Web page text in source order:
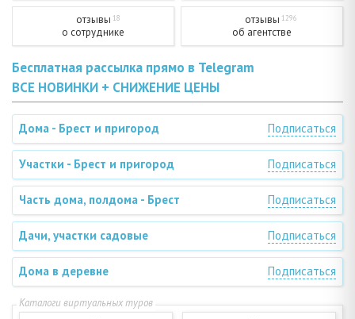
отзывы 18
о сотруднике
отзывы 1296
об агентстве
Бесплатная рассылка прямо в Telegram
ВСЕ НОВИНКИ + СНИЖЕНИЕ ЦЕНЫ
Дома - Брест и пригород Подписаться
Участки - Брест и пригород Подписаться
Часть дома, полдома - Брест Подписаться
Дачи, участки садовые Подписаться
Дома в деревне Подписаться